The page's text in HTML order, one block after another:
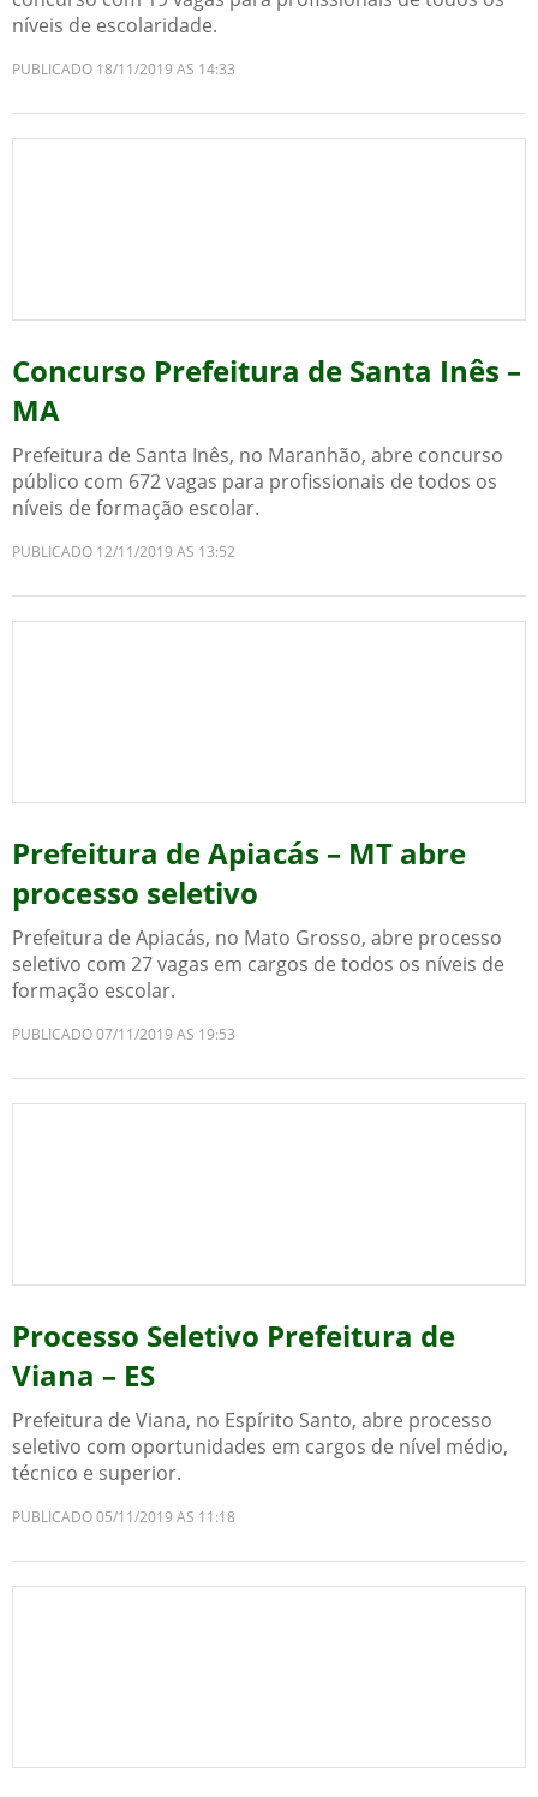
níveis de escolaridade.
PUBLICADO 18/11/2019 AS 14:33
Concurso Prefeitura de Santa Inês –
MA
Prefeitura de Santa Inês, no Maranhão, abre concurso
público com 672 vagas para profissionais de todos os
níveis de formação escolar.
PUBLICADO 12/11/2019 AS 13:52
Prefeitura de Apiacás – MT abre
processo seletivo
Prefeitura de Apiacás, no Mato Grosso, abre processo
seletivo com 27 vagas em cargos de todos os níveis de
formação escolar.
PUBLICADO 07/11/2019 AS 19:53
Processo Seletivo Prefeitura de
Viana – ES
Prefeitura de Viana, no Espírito Santo, abre processo
seletivo com oportunidades em cargos de nível médio,
técnico e superior.
PUBLICADO 05/11/2019 AS 11:18